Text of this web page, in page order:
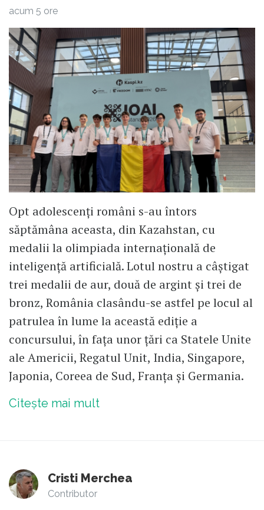
acum 5 ore
Opt adolescenți români s-au întors
săptămâna aceasta, din Kazahstan, cu
medalii la olimpiada internațională de
inteligență artificială. Lotul nostru a câștigat
trei medalii de aur, două de argint și trei de
bronz, România clasându-se astfel pe locul al
patrulea în lume la această ediție a
concursului, în fața unor țări ca Statele Unite
ale Americii, Regatul Unit, India, Singapore,
Japonia, Coreea de Sud, Franța și Germania.
Citește mai mult
Cristi Merchea
Contributor